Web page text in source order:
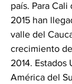
país. Para
2015 han
valle del
crecimiento
2014. Estados
América del